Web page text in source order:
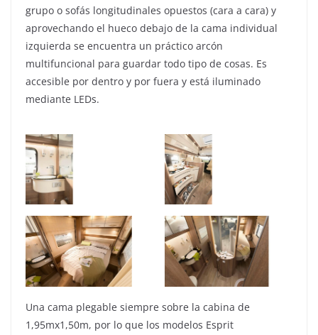
grupo o sofás longitudinales opuestos (cara a cara) y
aprovechando el hueco debajo de la cama individual
izquierda se encuentra un práctico arcón
multifuncional para guardar todo tipo de cosas. Es
accesible por dentro y por fuera y está iluminado
mediante LEDs.
Una cama plegable siempre sobre la cabina de
1,95mx1,50m, por lo que los modelos Esprit